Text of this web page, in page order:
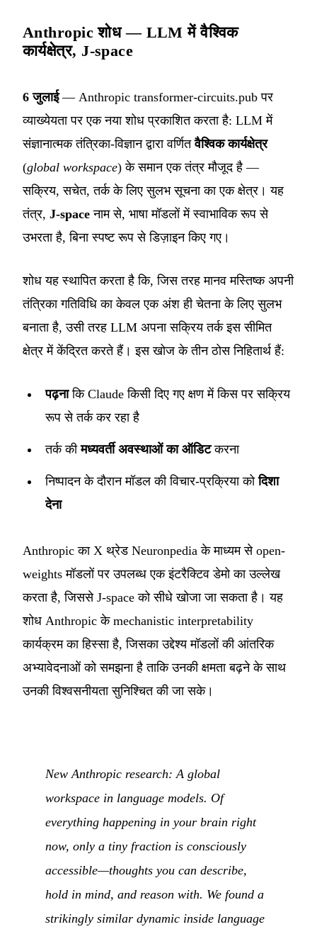
Anthropic शोध — LLM में वैश्विक
कार्यक्षेत्र, J-space
6 जुलाई— Anthropic transformer-circuits.pub पर
व्याख्येयता पर एक नया शोध प्रकाशित करता है: LLM में
संज्ञानात्मक तंत्रिका-विज्ञान द्वारा वर्णितवैश्विक कार्यक्षेत्र
(global workspace) के समान एक तंत्र मौजूद है —
सक्रिय, सचेत, तर्क के लिए सुलभ सूचना का एक क्षेत्र। यह
तंत्र, J-space नाम से, भाषा मॉडलों में स्वाभाविक रूप से
उभरता है, बिना स्पष्ट रूप से डिज़ाइन किए गए।
शोध यह स्थापित करता है कि, जिस तरह मानव मस्तिष्क अपनी
तंत्रिका गतिविधि का केवल एक अंश ही चेतना के लिए सुलभ
बनाता है, उसी तरह LLM अपना सक्रिय तर्क इस सीमित
क्षेत्र में केंद्रित करते हैं। इस खोज के तीन ठोस निहितार्थ हैं:
पढ़नाकि Claude किसी दिए गए क्षण में किस पर सक्रिय
रूप से तर्क कर रहा है
तर्क कीमध्यवर्ती अवस्थाओं का ऑडिटकरना
निष्पादन के दौरान मॉडल की विचार-प्रक्रिया कोदिशा
देना
Anthropic का X थ्रेड Neuronpedia के माध्यम से open-
weights मॉडलों पर उपलब्ध एक इंटरैक्टिव डेमो का उल्लेख
करता है, जिससे J-space को सीधे खोजा जा सकता है। यह
शोध Anthropic के mechanistic interpretability
कार्यक्रम का हिस्सा है, जिसका उद्देश्य मॉडलों की आंतरिक
अभ्यावेदनाओं को समझना है ताकि उनकी क्षमता बढ़ने के साथ
उनकी विश्वसनीयता सुनिश्चित की जा सके।
New Anthropic research: A global
workspace in language models. Of
everything happening in your brain right
now, only a tiny fraction is consciously
accessible—thoughts you can describe,
hold in mind, and reason with. We found a
strikingly similar dynamic inside language